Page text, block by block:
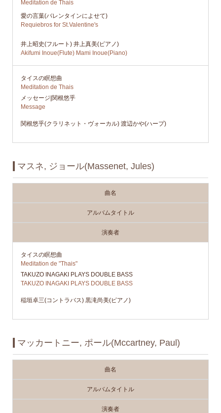
Meditation de Thais
愛の言葉(バレンタインによせて)
Requiebros for St.Valentine's
井上昭史(フルート) 井上真美(ピアノ)
Akifumi Inoue(Flute) Mami Inoue(Piano)
タイスの瞑想曲
Meditation de Thais
メッセージ|関根悠乎
Message
関根悠乎(クラリネット・ヴォーカル) 渡辺かや(ハープ)
マスネ, ジョール(Massenet, Jules)
曲名
アルバムタイトル
演奏者
タイスの瞑想曲
Meditation de "Thais"
TAKUZO INAGAKI PLAYS DOUBLE BASS
TAKUZO INAGAKI PLAYS DOUBLE BASS
稲垣卓三(コントラバス) 黒滝尚美(ピアノ)
マッカートニー, ポール(Mccartney, Paul)
曲名
アルバムタイトル
演奏者